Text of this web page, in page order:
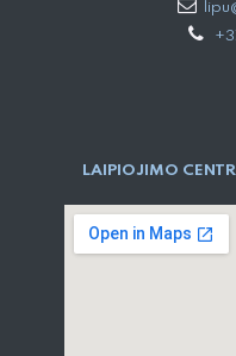
LAIPIOJIMO